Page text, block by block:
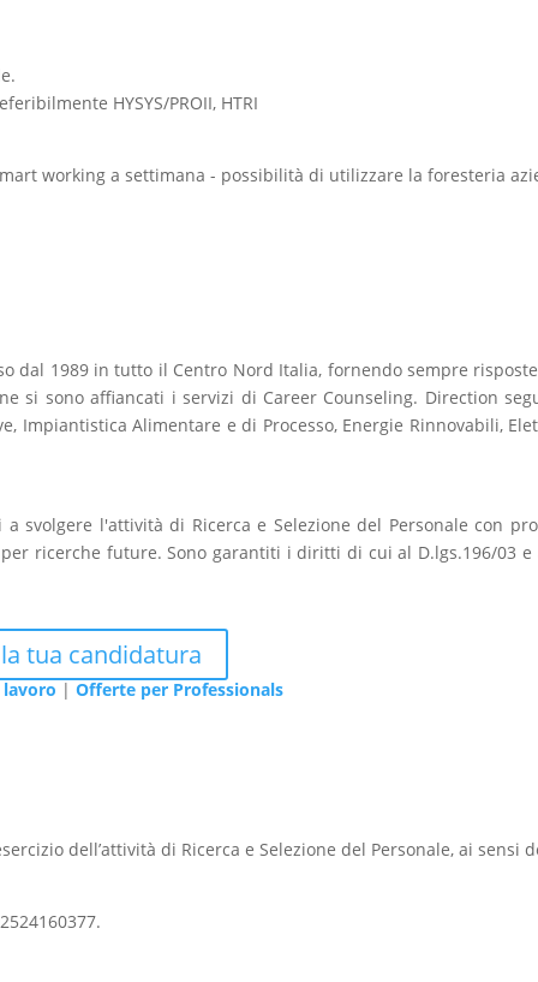
HYSYS/PROII, HTRI
working a settimana - possibilità di utilizzare la foresteria
dal 1989 in tutto il Centro Nord Italia, fornendo sempre
sono affiancati i servizi di Career Counseling. Direction
Alimentare e di Processo, Energie Rinnovabili,
svolgere l'attività di Ricerca e Selezione del Personale con
ricerche future. Sono garantiti i diritti di cui al D.lgs.196/03 e
tua candidatura
| Offerte per Professionals
dell’attività di Ricerca e Selezione del Personale, ai sensi